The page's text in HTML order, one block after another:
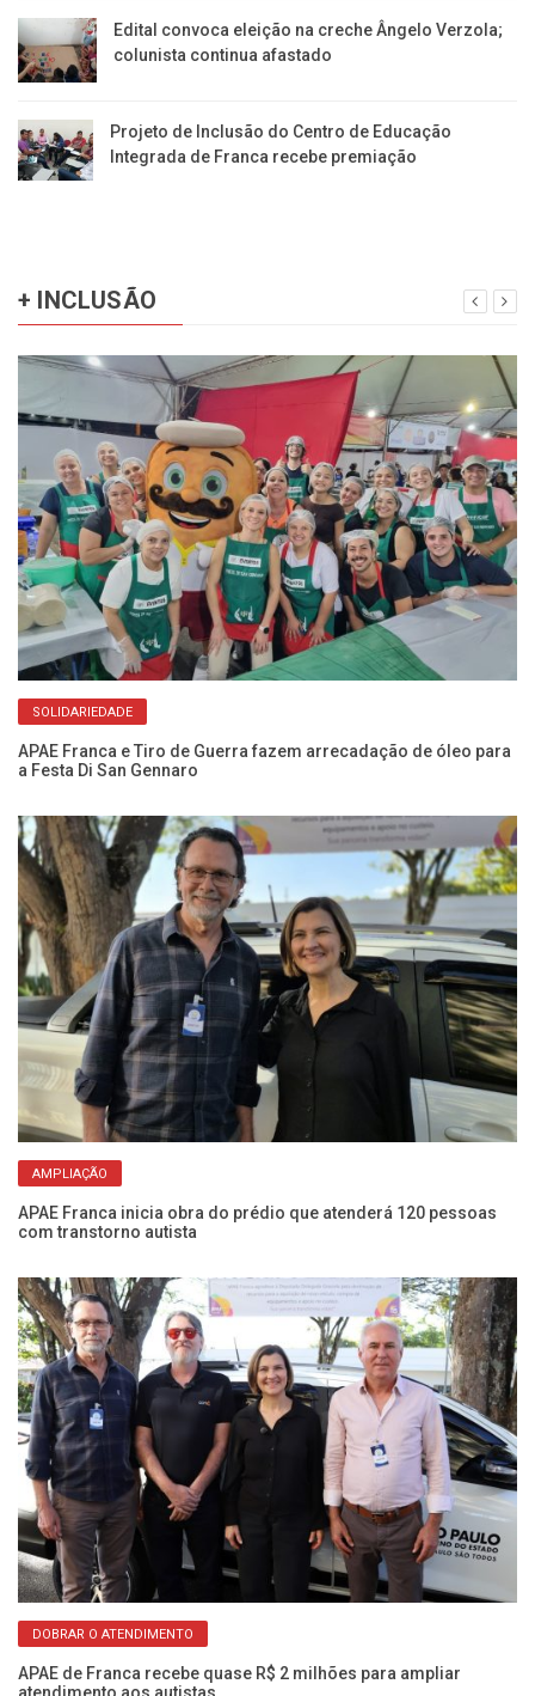
Edital convoca eleição na creche Ângelo Verzola;
colunista continua afastado
Projeto de Inclusão do Centro de Educação
Integrada de Franca recebe premiação
+ INCLUSÃO
SOLIDARIEDADE
APAE Franca e Tiro de Guerra fazem arrecadação de óleo para
a Festa Di San Gennaro
AMPLIAÇÃO
APAE Franca inicia obra do prédio que atenderá 120 pessoas
com transtorno autista
DOBRAR O ATENDIMENTO
APAE de Franca recebe quase R$ 2 milhões para ampliar